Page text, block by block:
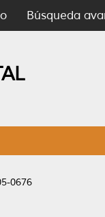
Búsqueda
0676